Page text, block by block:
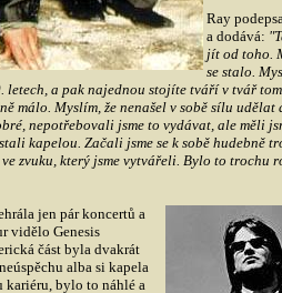
Ray
a dodává:
jít od toho.
se stalo.
letech, a pak najednou stojíte tváří v tvář
Myslím, že nenašel v sobě sílu udělat
nepotřebovali jsme to vydávat, ale měli
stali kapelou. Začali jsme se k sobě
zvuku, který jsme vytvářeli. Bylo to trochu
jen pár koncertů a
vidělo Genesis
část byla dvakrát
alba si kapela
kariéru, bylo to náhlé a